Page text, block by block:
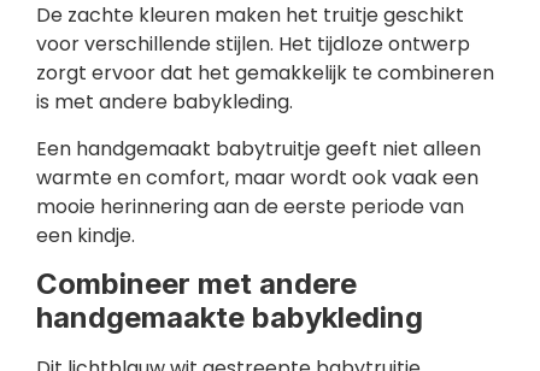
De zachte kleuren maken het truitje geschikt
voor verschillende stijlen. Het tijdloze ontwerp
zorgt ervoor dat het gemakkelijk te combineren
is met andere babykleding.
Een handgemaakt babytruitje geeft niet alleen
warmte en comfort, maar wordt ook vaak een
mooie herinnering aan de eerste periode van
een kindje.
Combineer met andere
handgemaakte babykleding